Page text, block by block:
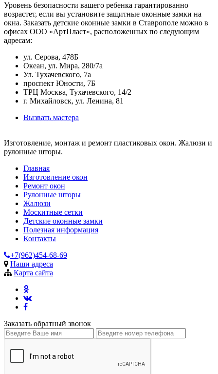
Уровень безопасности вашего ребенка гарантированно
возрастет, если вы установите защитные оконные замки на
окна. Заказать детские оконные замки в Ставрополе можно в
офисах ООО «АртПласт», расположенных по следующим
адресам:
ул. Серова, 478Б
Океан, ул. Мира, 280/7а
Ул. Тухачевского, 7а
проспект Юности, 7Б
ТРЦ Москва, Тухачевского, 14/2
г. Михайловск, ул. Ленина, 81
Вызвать мастера
Изготовление, монтаж и ремонт пластиковых окон. Жалюзи и
рулонные шторы.
Главная
Изготовление окон
Ремонт окон
Рулонные шторы
Жалюзи
Москитные сетки
Детские оконные замки
Полезная информация
Контакты
+7(962)454-68-69
Наши адреса
Карта сайта
Заказать обратный звонок